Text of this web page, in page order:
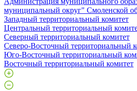
муниципальный округ" Смоленской
Западный территориальный комитет
Центральный территориальный
Северный территориальный комитет
Северо-Восточный территориальный
Юго-Восточный территориальный
Восточный территориальный комитет